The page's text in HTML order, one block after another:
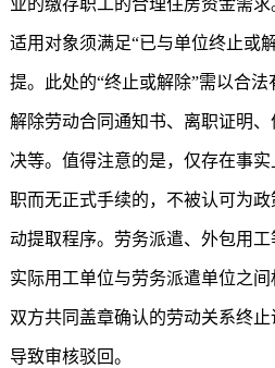
业的缴存职工的合理住房资金需求
适用对象须满足“已与单位终止或
提。此处的“终止或解除”需以合
解除劳动合同通知书、离职证明
决等。值得注意的是，仅存在事
职而无正式手续的，不被认可为
动提取程序。劳务派遣、外包用
实际用工单位与劳务派遣单位之
双方共同盖章确认的劳动关系终
导致审核驳回。